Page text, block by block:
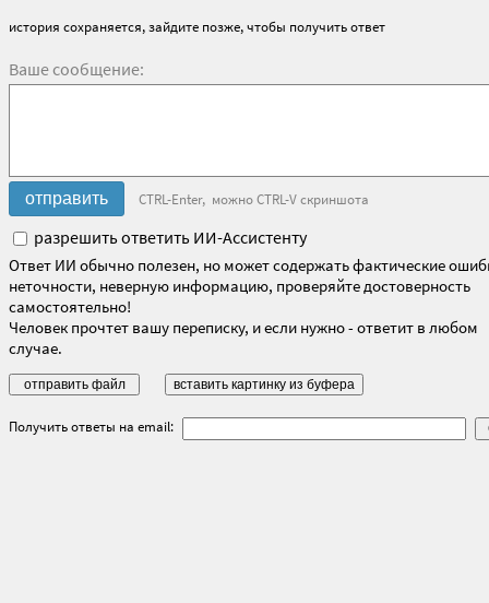
история сохраняется, зайдите позже, чтобы получить ответ
Ваше сообщение:
CTRL-Enter, можно CTRL-V скриншота
разрешить ответить ИИ-Ассистенту
Ответ ИИ обычно полезен, но может содержать фактические
неточности, неверную информацию, проверяйте достоверность
самостоятельно!
Человек прочтет вашу переписку, и если нужно - ответит в любом
случае.
Получить ответы на email: